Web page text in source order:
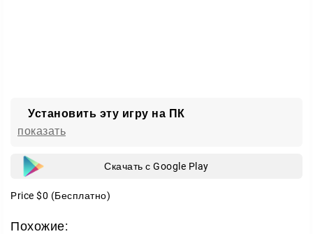
Установить эту игру на ПК
показать
Скачать с Google Play
Price $0 (Бесплатно)
Похожие: